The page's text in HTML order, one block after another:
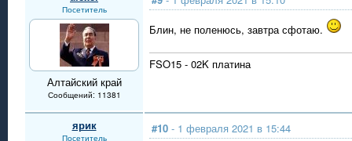
Посетитель
Алтайский край
Сообщений: 11381
Блин, не поленюсь, завтра сфотаю.
FSO15 - 02K платина
ярик
Посетитель
#10 - 1 февраля 2021 в 15:44